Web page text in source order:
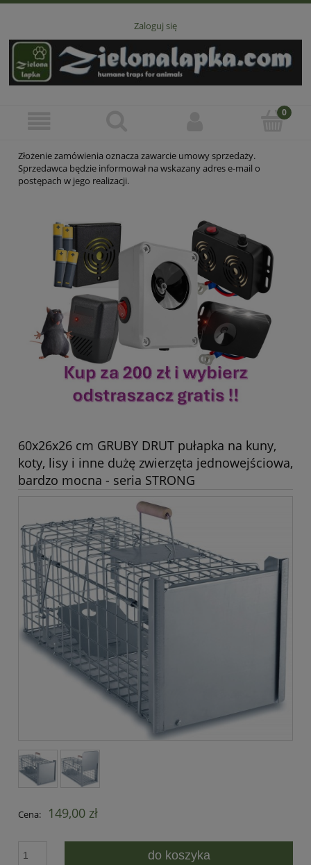
Zaloguj się
Złożenie zamówienia oznacza zawarcie umowy sprzedaży.
Sprzedawca będzie informował na wskazany adres e-mail o
postępach w jego realizacji.
60x26x26 cm GRUBY DRUT pułapka na kuny,
koty, lisy i inne dużę zwierzęta jednowejściowa,
bardzo mocna - seria STRONG
Cena: 149,00 zł
do koszyka